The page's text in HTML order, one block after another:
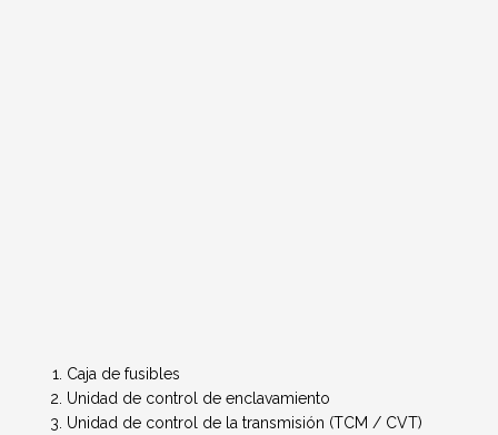
Caja de fusibles
Unidad de control de enclavamiento
Unidad de control de la transmisión (TCM / CVT)